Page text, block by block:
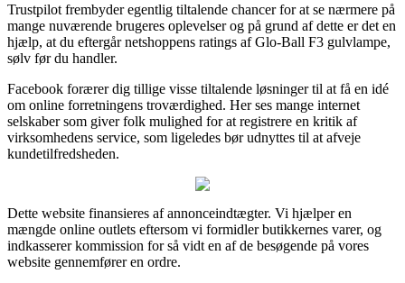
Trustpilot frembyder egentlig tiltalende chancer for at se nærmere på
mange nuværende brugeres oplevelser og på grund af dette er det en
hjælp, at du eftergår netshoppens ratings af Glo-Ball F3 gulvlampe,
sølv før du handler.
Facebook forærer dig tillige visse tiltalende løsninger til at få en idé
om online forretningens troværdighed. Her ses mange internet
selskaber som giver folk mulighed for at registrere en kritik af
virksomhedens service, som ligeledes bør udnyttes til at afveje
kundetilfredsheden.
Dette website finansieres af annonceindtægter. Vi hjælper en
mængde online outlets eftersom vi formidler butikkernes varer, og
indkasserer kommission for så vidt en af de besøgende på vores
website gennemfører en ordre.